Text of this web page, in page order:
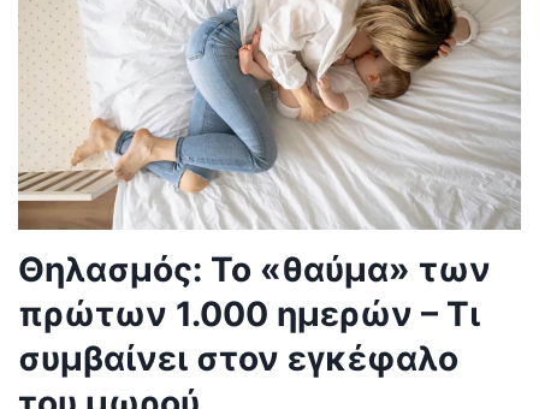
Θηλασμός: Το «θαύμα» των
πρώτων 1.000 ημερών – Τι
συμβαίνει στον εγκέφαλο